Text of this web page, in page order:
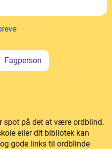
Fagperson
spot på det at være ordblind.
eller dit bibliotek kan
gode links til ordblinde